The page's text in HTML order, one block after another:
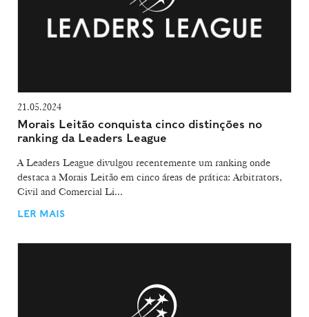
21.05.2024
Morais Leitão conquista cinco distinções no
ranking da Leaders League
A Leaders League divulgou recentemente um ranking onde
destaca a Morais Leitão em cinco áreas de prática: Arbitrators,
Civil and Comercial Li...
LER MAIS